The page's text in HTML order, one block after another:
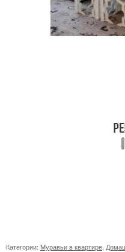
Категории: Муравьи в квартире